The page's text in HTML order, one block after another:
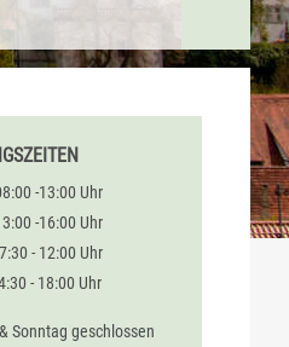
-13:00 Uhr
-16:00 Uhr
- 12:00 Uhr
- 18:00 Uhr
Sonntag geschlossen